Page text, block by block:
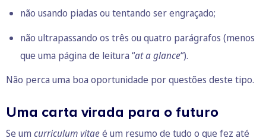
não usando piadas ou tentando ser engraçado;
não ultrapassando os três ou quatro parágrafos (menos
que uma página de leitura “at a glance“).
Não perca uma boa oportunidade por questões deste tipo.
Uma carta virada para o futuro
Se um curriculum vitaeé um resumo de tudo o que fez até